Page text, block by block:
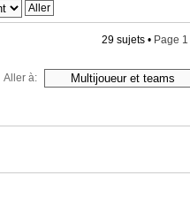
29 sujets • Page 1
Aller à: